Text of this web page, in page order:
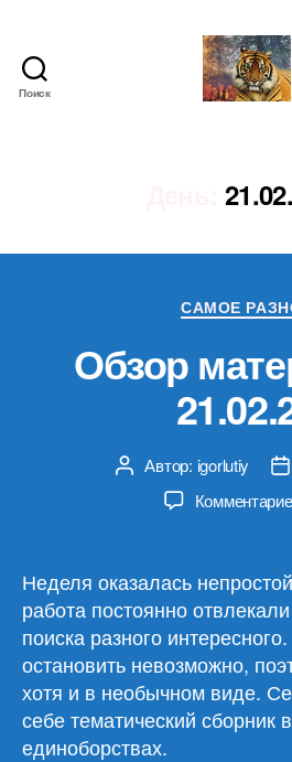
Поиск
САМОЕ
Обзор
Автор
записи
Автор: igorlutiy
Неделя оказалась
работа постоянно
поиска разного
остановить невозможно,
хотя и в необычном виде.
себе тематический сборник
единоборствах.